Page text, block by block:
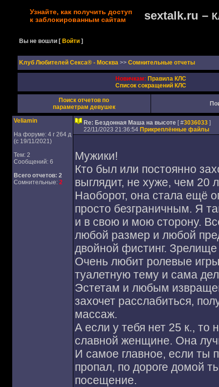
Узнайте, как получить доступ
к заблокированным сайтам
sextalk.ru –
Вы не вошли [Войти ]
Kлуб Любителей Секса® - Москва >> Сомнительные отчеты
Новичкам: Правила КЛС
Список сокращений КЛС
Поиск отчетов по
параметрам девушек
Veliamin
На форуме: 4 г 264 д
(с 19/11/2021)
Тем: 2
Сообщений: 6
Всего отчетов: 2
Сомнительные: 2
Re: Бездонная Маша на высоте [ #3036033]
22/11/2023 21:36:54 Прикреплённые файлы
Мужики!
Кто был или постоянно
выглядит, не хуже, чем 20
Наоборот, она стала ещё
просто безграничным. Я
и в свою и мою сторону.
любой размер и любой
двойной фистинг.
Очень любит ролевые
туалетную тему и сама
Эстетам и любым
захочет расслабиться,
массаж.
А если у тебя нет 25 к., то
славной женщине. Она
И самое главное, если ты
пропал, по дороге домой
посещение.